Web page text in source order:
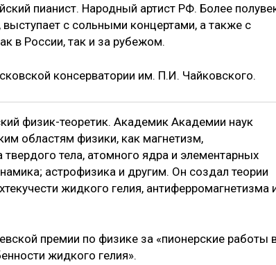
пианист. Народный артист РФ. Более
с сольными концертами, а также с
в России, так и за рубежом.
консерватории им. П.И. Чайковского.
физик-теоретик. Академик Академии наук
областям физики, как магнетизм,
тела, атомного ядра и элементарных
астрофизика и другим. Он создал теории
жидкого гелия, антиферромагнетизма
премии по физике за «пионерские работы
жидкого гелия».